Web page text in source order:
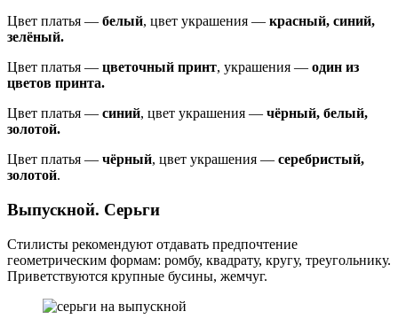
Цвет платья — белый, цвет украшения — красный, синий,
зелёный.
Цвет платья — цветочный принт, украшения — один из
цветов принта.
Цвет платья — синий, цвет украшения — чёрный, белый,
золотой.
Цвет платья — чёрный, цвет украшения — серебристый,
золотой.
Выпускной. Серьги
Стилисты рекомендуют отдавать предпочтение
геометрическим формам: ромбу, квадрату, кругу, треугольнику.
Приветствуются крупные бусины, жемчуг.